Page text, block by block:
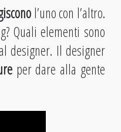
l’uno con l’altro.
Quali elementi sono
designer. Il designer
per dare alla gente